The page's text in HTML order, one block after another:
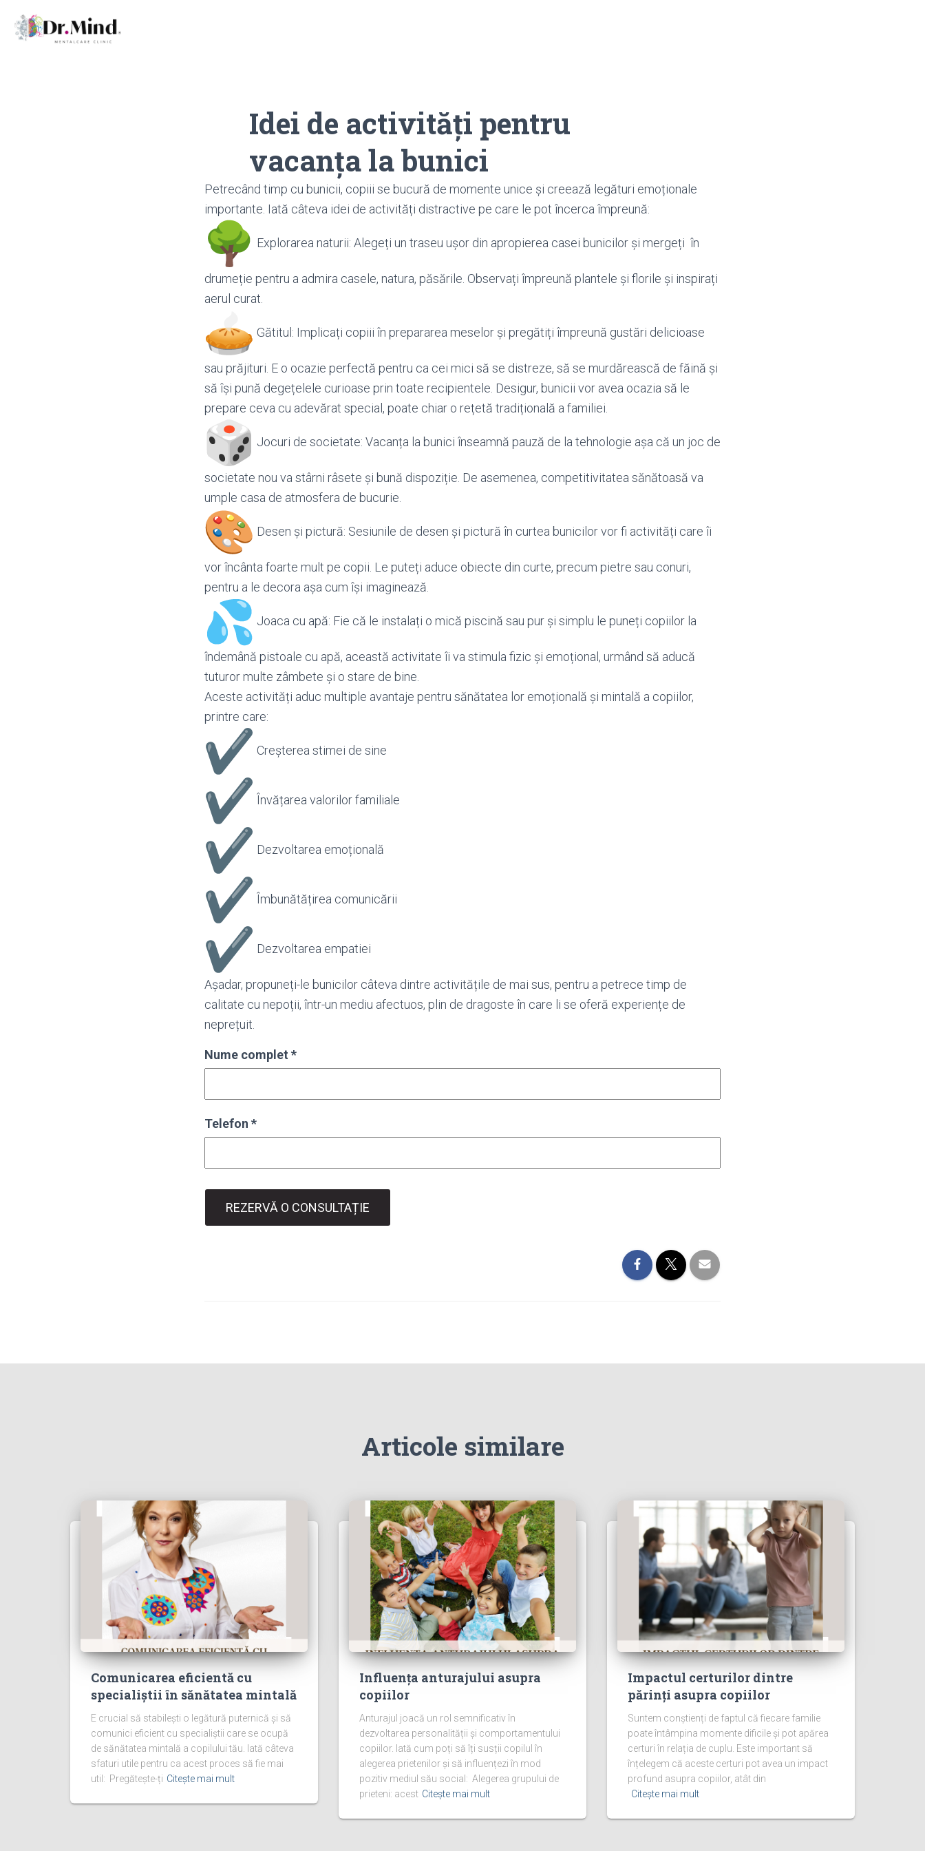
Idei de activități pentru
vacanța la bunici
Petrecând timp cu bunicii, copiii se bucură de momente unice și creează legături emoționale
importante. Iată câteva idei de activități distractive pe care le pot încerca împreună:
Explorarea naturii: Alegeți un traseu ușor din apropierea casei bunicilor și mergeți în
drumeție pentru a admira casele, natura, păsările. Observați împreună plantele și florile și inspirați
aerul curat.
Gătitul: Implicați copiii în prepararea meselor și pregătiți împreună gustări delicioase
sau prăjituri. E o ocazie perfectă pentru ca cei mici să se distreze, să se murdărească de făină și
să își pună degețelele curioase prin toate recipientele. Desigur, bunicii vor avea ocazia să le
prepare ceva cu adevărat special, poate chiar o rețetă tradițională a familiei.
Jocuri de societate: Vacanța la bunici înseamnă pauză de la tehnologie așa că un joc de
societate nou va stârni râsete și bună dispoziție. De asemenea, competitivitatea sănătoasă va
umple casa de atmosfera de bucurie.
Desen și pictură: Sesiunile de desen și pictură în curtea bunicilor vor fi activități care îi
vor încânta foarte mult pe copii. Le puteți aduce obiecte din curte, precum pietre sau conuri,
pentru a le decora așa cum își imaginează.
Joaca cu apă: Fie că le instalați o mică piscină sau pur și simplu le puneți copiilor la
îndemână pistoale cu apă, această activitate îi va stimula fizic și emoțional, urmând să aducă
tuturor multe zâmbete și o stare de bine.
Aceste activități aduc multiple avantaje pentru sănătatea lor emoțională și mintală a copiilor,
printre care:
Creșterea stimei de sine
Învățarea valorilor familiale
Dezvoltarea emoțională
Îmbunătățirea comunicării
Dezvoltarea empatiei
Așadar, propuneți-le bunicilor câteva dintre activitățile de mai sus, pentru a petrece timp de
calitate cu nepoții, într-un mediu afectuos, plin de dragoste în care li se oferă experiențe de
neprețuit.
Nume complet *
Telefon *
REZERVĂ O CONSULTAȚIE
Articole similare
Comunicarea eficientă cu
specialiștii în sănătatea mintală
E crucial să stabilești o legătură puternică și să
comunici eficient cu specialiștii care se ocupă
de sănătatea mintală a copilului tău. Iată câteva
sfaturi utile pentru ca acest proces să fie mai
util: Pregătește-ți Citește mai mult
Influența anturajului asupra
copiilor
Anturajul joacă un rol semnificativ în
dezvoltarea personalității și comportamentului
copiilor. Iată cum poți să îți susții copilul în
alegerea prietenilor și să influențezi în mod
pozitiv mediul său social: Alegerea grupului de
prieteni: acest Citește mai mult
Impactul certurilor dintre
părinți asupra copiilor
Suntem conștienți de faptul că fiecare familie
poate întâmpina momente dificile și pot apărea
certuri în relația de cuplu. Este important să
înțelegem că aceste certuri pot avea un impact
profund asupra copiilor, atât din
Citește mai mult